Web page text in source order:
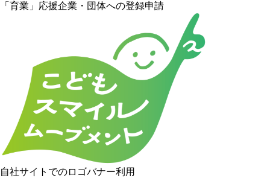
「育業」応援企業・団体への登録申請
自社サイトでのロゴバナー利用